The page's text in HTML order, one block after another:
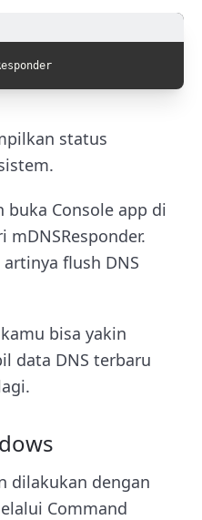
status
buka Console app di
mDNSResponder.
flush DNS
bisa yakin
data DNS terbaru
dilakukan dengan
Command